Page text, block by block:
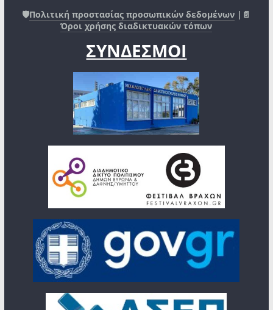
🛡️Πολιτική προστασίας προσωπικών δεδομένων |📄
Όροι χρήσης διαδικτυακών τόπων
ΣΥΝΔΕΣΜΟΙ